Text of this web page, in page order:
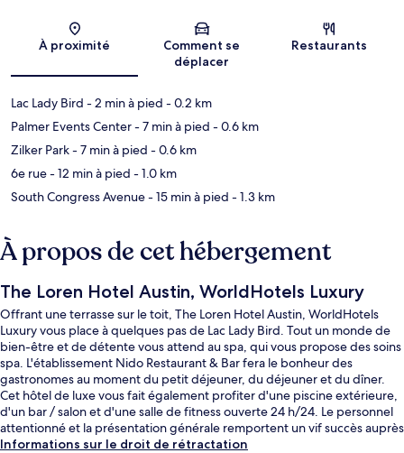
Carte
À proximité
Comment se
déplacer
Restaurants
Lac Lady Bird - 2 min à pied - 0.2 km
Palmer Events Center- 7 min à pied - 0.6 km
Zilker Park- 7 min à pied - 0.6 km
6e rue- 12 min à pied - 1.0 km
South Congress Avenue- 15 min à pied - 1.3 km
À propos de cet hébergement
The Loren Hotel Austin, WorldHotels Luxury
Offrant une terrasse sur le toit, The Loren Hotel Austin, WorldHotels
Luxury vous place à quelques pas de Lac Lady Bird. Tout un monde de
bien-être et de détente vous attend au spa, qui vous propose des soins
spa. L'établissement Nido Restaurant & Bar fera le bonheur des
gastronomes au moment du petit déjeuner, du déjeuner et du dîner.
Cet hôtel de luxe vous fait également profiter d'une piscine extérieure,
d'un bar / salon et d'une salle de fitness ouverte 24 h/24. Le personnel
attentionné et la présentation générale remportent un vif succès auprès
des autres voyageurs.
Informations sur le droit de rétractation